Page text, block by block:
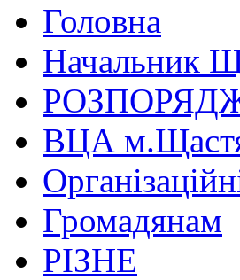
Головна
Начальник
ВЦА
Громадянам
РІЗНЕ